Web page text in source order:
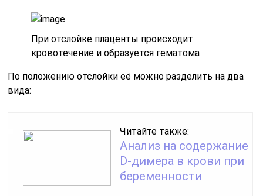
При отслойке плаценты происходит
кровотечение и образуется гематома
По положению отслойки её можно разделить на два
вида:
Читайте также:
Анализ на содержание
D-димера в крови при
беременности